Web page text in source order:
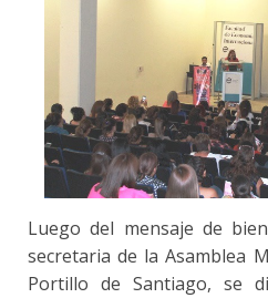
Luego del mensaje de
secretaria de la Asamblea
Portillo de Santiago, se